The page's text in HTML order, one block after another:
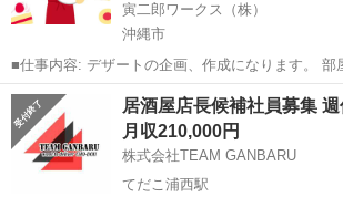
寅二郎ワークス（株）
沖縄市
■仕事内容: デザートの企画、作成になります。 部屋数約２００室、厨
房部約２０名、内パティシエ３名になります。 ※福岡県北九州市勤務
の求人です。 レストラン、ビュッフェ、ブライダル、イベントなど
様々な...
沖縄 飲食
居酒屋店長候補社員募集 週
月収210,000円
株式会社TEAM GANBARU
てだこ浦西駅